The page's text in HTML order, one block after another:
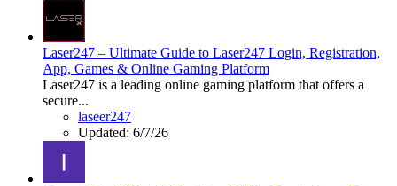
Laser247 – Ultimate Guide to Laser247 Login, Registration,
App, Games & Online Gaming Platform
Laser247 is a leading online gaming platform that offers a
secure...
laseer247
Updated: 6/7/26